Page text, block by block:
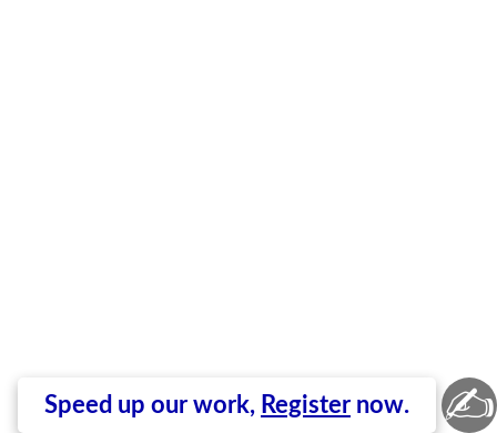
Speed up our work, Register now. ✍